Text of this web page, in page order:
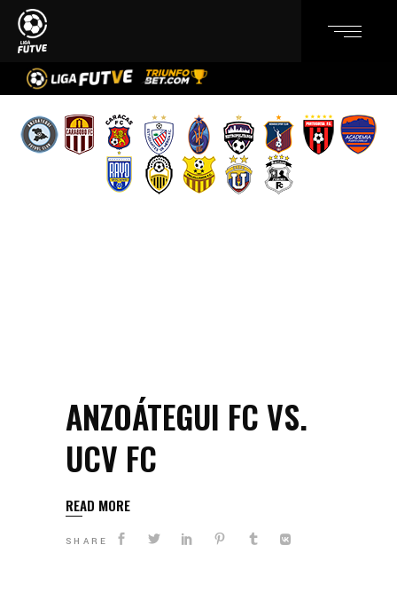
ANZOÁTEGUI FC VS.
UCV FC
READ MORE
SHARE